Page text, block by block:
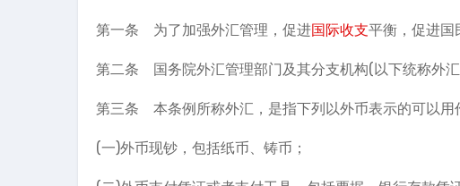
第一条 为了加强外汇管理，促进国际收支平衡，促进国
第二条 国务院外汇管理部门及其分支机构(以下统称外
第三条 本条例所称外汇，是指下列以外币表示的可以用
(一)外币现钞，包括纸币、铸币；